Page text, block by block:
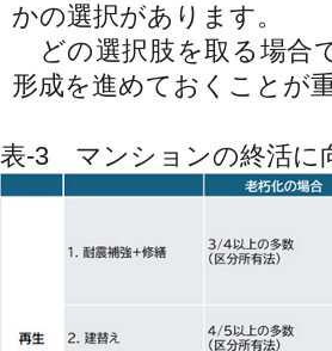
かの選択があります。
どの選択肢を取る場合
形成を進めておくことが
表-3 マンションの終活に